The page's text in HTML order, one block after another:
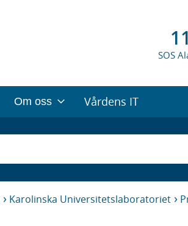
SOS
Om oss Vårdens IT
Karolinska Universitetslaboratoriet